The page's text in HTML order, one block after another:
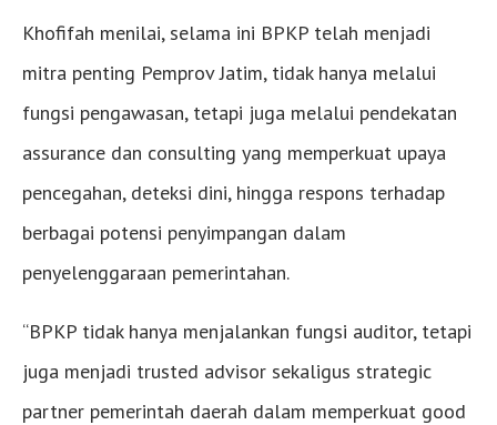
Khofifah menilai, selama ini BPKP telah menjadi
mitra penting Pemprov Jatim, tidak hanya melalui
fungsi pengawasan, tetapi juga melalui pendekatan
assurance dan consulting yang memperkuat upaya
pencegahan, deteksi dini, hingga respons terhadap
berbagai potensi penyimpangan dalam
penyelenggaraan pemerintahan.
“BPKP tidak hanya menjalankan fungsi auditor, tetapi
juga menjadi trusted advisor sekaligus strategic
partner pemerintah daerah dalam memperkuat good